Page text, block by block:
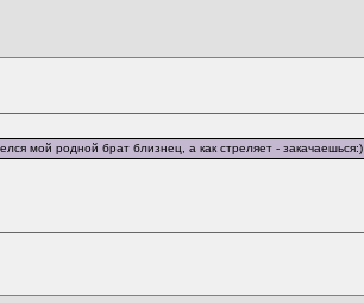
мой родной брат близнец, а как стреляет - закачаешься:)